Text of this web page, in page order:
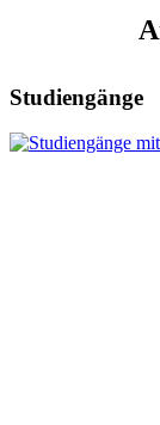
Studiengänge